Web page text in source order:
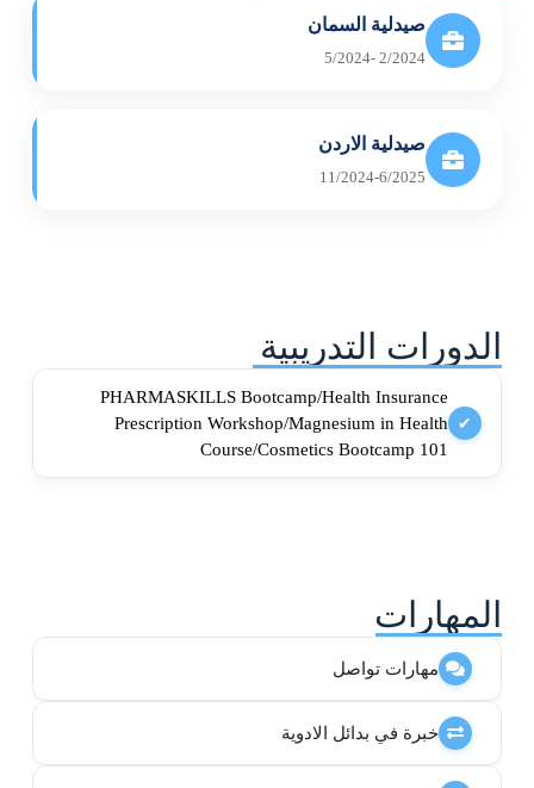
صيدلية السمان
2/2024 -5/2024
صيدلية الاردن
11/2024-6/2025
الدورات التدريبية
✔
PHARMASKILLS Bootcamp/Health Insurance
Prescription Workshop/Magnesium in Health
Course/Cosmetics Bootcamp 101
المهارات
مهارات تواصل
خبرة في بدائل الادوية